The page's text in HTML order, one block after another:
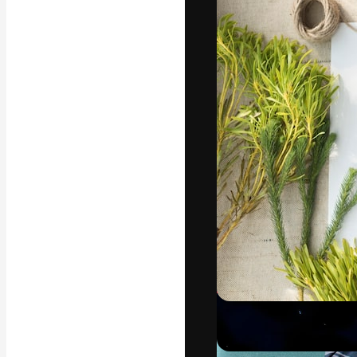
La
migliori lavori.
creativi,
Italiano